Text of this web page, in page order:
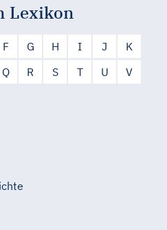
Lexikon
F G H I J
K
Q R S T U
V